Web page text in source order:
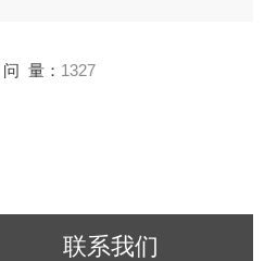
量： 1327
联系我们